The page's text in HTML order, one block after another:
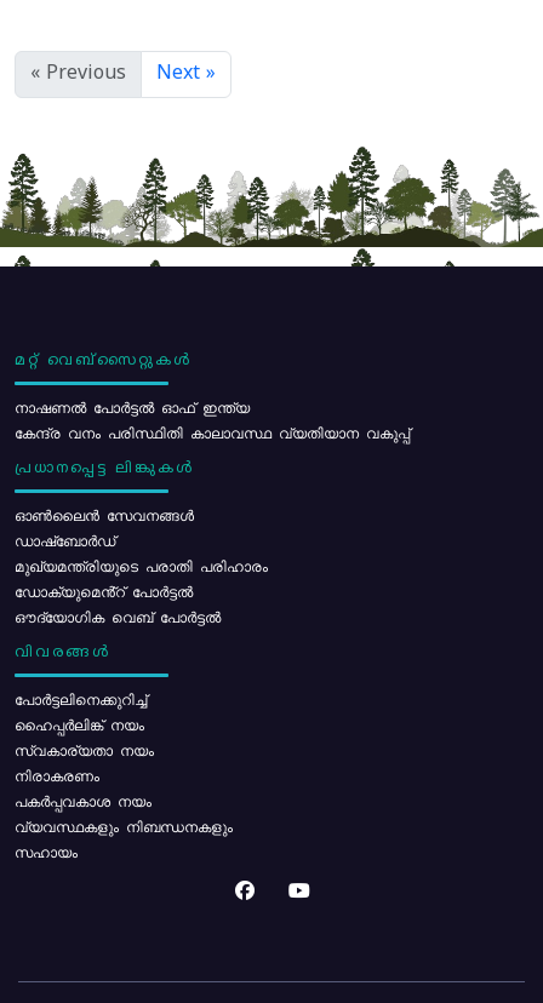
« Previous Next »
മറ്റ് വെബ്സൈറ്റുകൾ
നാഷണൽ പോർട്ടൽ ഓഫ് ഇന്ത്യ
കേന്ദ്ര വനം പരിസ്ഥിതി കാലാവസ്ഥ വ്യതിയാന വകുപ്പ്
പ്രധാനപ്പെട്ട ലിങ്കുകൾ
ഓൺലൈൻ സേവനങ്ങൾ
ഡാഷ്ബോർഡ്
മുഖ്യമന്ത്രിയുടെ പരാതി പരിഹാരം
ഡോക്യുമെൻ്റ് പോർട്ടൽ
ഔദ്യോഗിക വെബ് പോർട്ടൽ
വിവരങ്ങൾ
പോര്‍ട്ടലിനെക്കുറിച്ച്
ഹൈപ്പർലിങ്ക് നയം
സ്വകാര്യതാ നയം
നിരാകരണം
പകർപ്പവകാശ നയം
വ്യവസ്ഥകളും നിബന്ധനകളും
സഹായം